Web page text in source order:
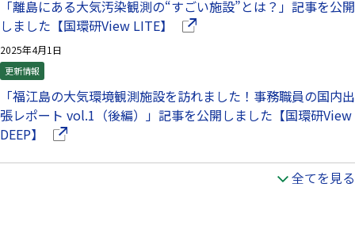
「離島にある大気汚染観測の“すごい施設”とは？」記事を公開
しました【国環研View LITE】
（別ウインドウで開きます）
2025年4月1日
更新情報
「福江島の大気環境観測施設を訪れました！事務職員の国内出
張レポート vol.1（後編）」記事を公開しました【国環研View
DEEP】
（別ウインドウで開きます）
全てを見る